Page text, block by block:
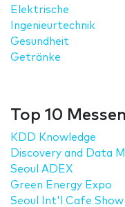
Elektrische
Ingenieurtechnik
Gesundheit
Getränke
Top 10
KDD Knowledge
Discovery and Data
Seoul ADEX
Green Energy Expo
Seoul Int'l Cafe Show